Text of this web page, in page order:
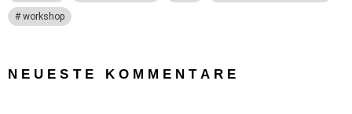
workshop
NEUESTE KOMMENTARE